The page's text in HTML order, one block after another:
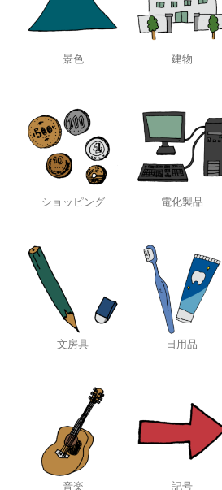
景色 建物
ショッピング 電化製品
文房具 日用品
音楽 記号